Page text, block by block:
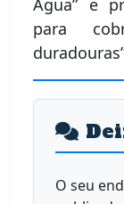
para
O seu